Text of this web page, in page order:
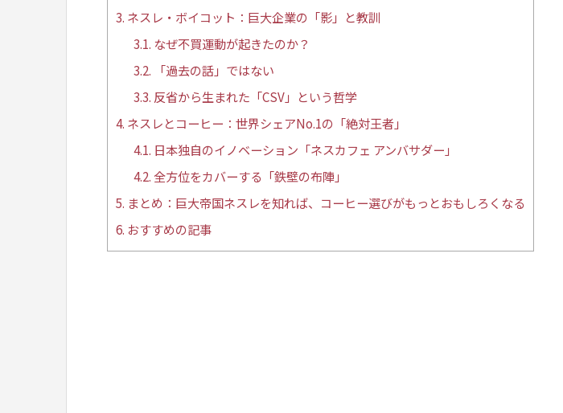
3. ネスレ・ボイコット：巨大企業の「影」と教訓
3.1. なぜ不買運動が起きたのか？
3.2. 「過去の話」ではない
3.3. 反省から生まれた「CSV」という哲学
4. ネスレとコーヒー：世界シェアNo.1の「絶対王者」
4.1. 日本独自のイノベーション「ネスカフェ アンバサダー」
4.2. 全方位をカバーする「鉄壁の布陣」
5. まとめ：巨大帝国ネスレを知れば、コーヒー選びがもっとおもしろくなる
6. おすすめの記事